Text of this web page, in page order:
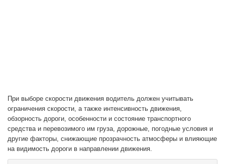
При выборе скорости движения водитель должен учитывать
ограничения скорости, а также интенсивность движения,
обзорность дороги, особенности и состояние транспортного
средства и перевозимого им груза, дорожные, погодные условия и
другие факторы, снижающие прозрачность атмосферы и влияющие
на видимость дороги в направлении движения.